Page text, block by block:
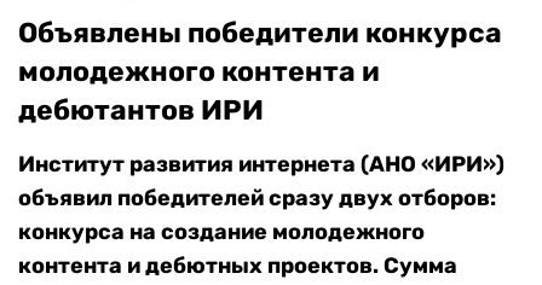
Объявлены победители конкурса
молодежного контента и
дебютантов ИРИ
Институт развития интернета (АНО «ИРИ»)
объявил победителей сразу двух отборов:
конкурса на создание молодежного
контента и дебютных проектов. Сумма